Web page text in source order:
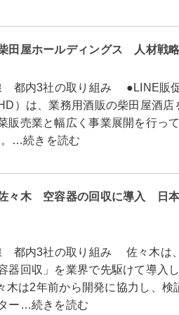
田屋ホールディングス 人材戦
都内3社の取り組み ●LINE販
）は、業務用酒販の柴田屋酒店
販売業と幅広く事業展開を行っ
…続きを読む
々木 空容器の回収に導入 日
内3社の取り組み 佐々木は
器回収」を業界で先駆けて導入
木は2年前から開発に協力し、
ー…続きを読む